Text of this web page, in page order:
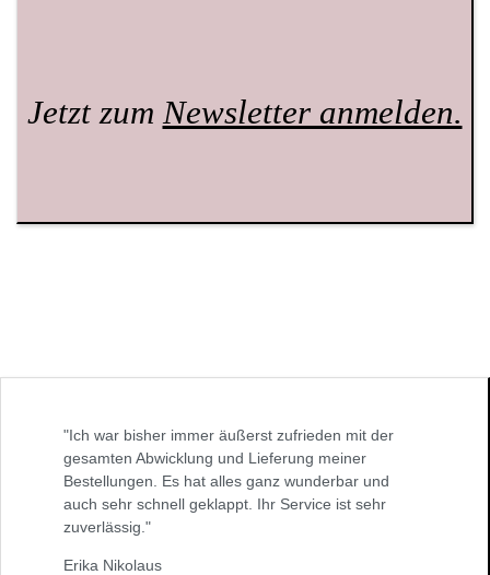
Jetzt zumNewsletter anmelden.
"Ich war bisher immer äußerst zufrieden mit der
gesamten Abwicklung und Lieferung meiner
Bestellungen. Es hat alles ganz wunderbar und
auch sehr schnell geklappt. Ihr Service ist sehr
zuverlässig."
Erika Nikolaus